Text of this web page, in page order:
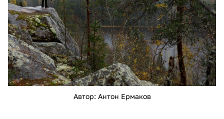
Автор: Антон Ермаков